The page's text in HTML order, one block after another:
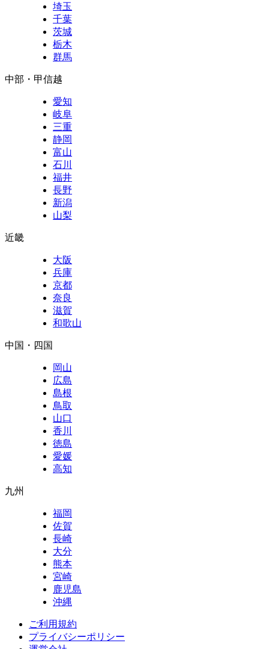
埼玉
千葉
茨城
栃木
群馬
中部・甲信越
愛知
岐阜
三重
静岡
富山
石川
福井
長野
新潟
山梨
近畿
大阪
兵庫
京都
奈良
滋賀
和歌山
中国・四国
岡山
広島
島根
鳥取
山口
香川
徳島
愛媛
高知
九州
福岡
佐賀
長崎
大分
熊本
宮崎
鹿児島
沖縄
ご利用規約
プライバシーポリシー